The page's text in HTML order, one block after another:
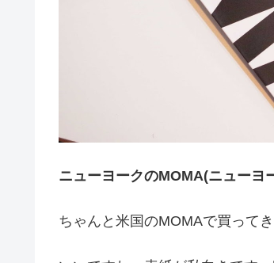
ニューヨークのMOMA(ニューヨ
ちゃんと米国のMOMAで買って